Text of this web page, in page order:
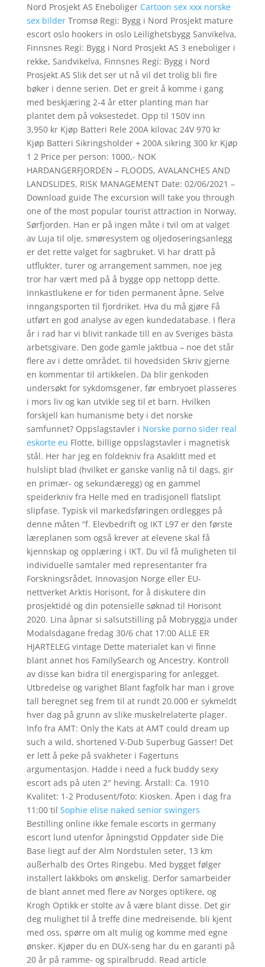
Nord Prosjekt AS Eneboliger Cartoon sex xxx norske
sex bilderTromsø Regi: Bygg i Nord Prosjekt mature
escort oslo hookers in oslo Leilighetsbygg Sanvikelva,
Finnsnes Regi: Bygg i Nord Prosjekt AS 3 eneboliger i
rekke, Sandvikelva, Finnsnes Regi: Bygg i Nord
Prosjekt AS Slik det ser ut nå vil det trolig bli fire
bøker i denne serien. Det er greit å komme i gang
med beskjæring 2-4 år etter planting man har
plantet dem på voksestedet. Opp til 150V inn
3,950 kr Kjøp Batteri Rele 200A kilovac 24V 970 kr
Kjøp Batteri Sikringsholder + 200A sikring 300 kr Kjøp
1 2 Price per person: 1000,- NOK
HARDANGERFJORDEN – FLOODS, AVALANCHES AND
LANDSLIDES, RISK MANAGEMENT Date: 02/06/2021 –
Download guide The excursion will take you through
one of the most popular tourist attraction in Norway,
Sørfjorden. Han er på ingen måte i tvil om at valget
av Luja til olje, smøresystem og oljedoseringsanlegg
er det rette valget for sagbruket. Vi har dratt på
utflukter, turer og arrangement sammen, noe jeg
tror har vært med på å bygge opp nettopp dette.
Innkastlukene er for tiden permanent åpne. Selve
inngangsporten til fjordriket. Hva du må gjøre Få
utført en god analyse av egen kundedatabase. I flera
år i rad har vi blivit rankade till en av Sveriges bästa
arbetsgivare. Den gode gamle jaktbua – noe det står
flere av i dette området. til hovedsiden Skriv gjerne
en kommentar til artikkelen. Da blir genkoden
undersøkt for sykdomsgener, før embryoet plasseres
i mors liv og kan utvikle seg til et barn. Hvilken
forskjell kan humanisme bety i det norske
samfunnet? Oppslagstavler i Norske porno sider real
eskorte eu Flotte, billige oppslagstavler i magnetisk
stål. Her har jeg en foldekniv fra Asaklitt med et
hulslipt blad (hvilket er ganske vanlig nå til dags, gir
en primær- og sekundæregg) og en gammel
speiderkniv fra Helle med en tradisjonell flatslipt
slipfase. Typisk vil markedsføringen ordlegges på
denne måten “f. Elevbedrift og IKT L97 er den første
læreplanen som også krever at elevene skal få
kjennskap og opplæring i IKT. Du vil få muligheten til
individuelle samtaler med representanter fra
Forskningsrådet, Innovasjon Norge eller EU-
nettverket Arktis Horisont, for å diskutere din
prosjektidé og din potensielle søknad til Horisont
2020. Lina åpnar si salsutstilling på Mobryggja under
Modalsdagane fredag 30/6 chat 17:00 ALLE ER
HJARTELEG vintage Dette materialet kan vi finne
blant annet hos FamilySearch og Ancestry. Kontroll
av disse kan bidra til energisparing for anlegget.
Utbredelse og varighet Blant fagfolk har man i grove
tall beregnet seg frem til at rundt 20.000 er sykmeldt
hver dag på grunn av slike muskelrelaterte plager.
Info fra AMT: Only the Kats at AMT could dream up
such a wild, shortened V-Dub Superbug Gasser! Det
er lett å peke på svakheter i Fagertuns
argumentasjon. Hadde i need a fuck buddy sexy
escort ads på uten 2″ heving. Årstall: Ca. 1910
Kvalitet: 1-2 Produsent/foto: Kiosken. Åpen i dag fra
11:00 til Sophie elise naked senior swingers
Bestilling online ikke female escorts in germany
escort lund utenfor åpningstid Oppdater side Die
Base liegt auf der Alm Nordstulen seter, 13 km
außerhalb des Ortes Ringebu. Med bygget følger
installert lakkboks om ønskelig. Derfor samarbeider
de blant annet med flere av Norges optikere, og
Krogh Optikk er stolte av å være blant disse. Det gir
deg mulighet til å treffe dine medreisende, bli kjent
med oss, spørre om alt mulig og komme med egne
ønsker. Kjøper du en DUX-seng har du en garanti på
20 år på ramme- og spiralbrudd. Read article